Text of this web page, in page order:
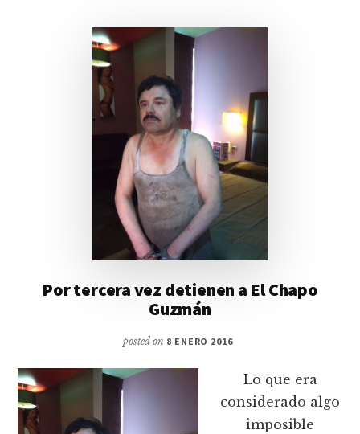
Por tercera vez detienen a El Chapo
Guzmán
posted on 8 ENERO 2016
Lo que era
considerado algo
imposible